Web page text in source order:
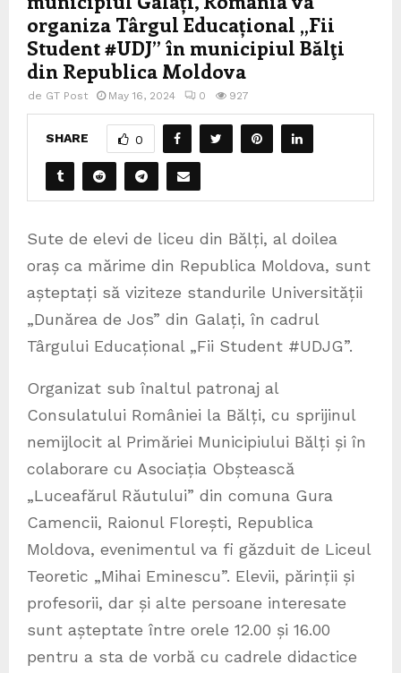
organiza Târgul Educațional „Fii
Student #UDJ” în municipiul Bălţi
din Republica Moldova
de GT Post May 16, 2024 0 927
SHARE 0
Sute de elevi de liceu din Bălți, al doilea
oraș ca mărime din Republica Moldova, sunt
așteptați să viziteze standurile Universității
„Dunărea de Jos” din Galați, în cadrul
Târgului Educațional „Fii Student #UDJG”.
Organizat sub înaltul patronaj al
Consulatului României la Bălți, cu sprijinul
nemijlocit al Primăriei Municipiului Bălți și în
colaborare cu Asociația Obștească
„Luceafărul Răutului” din comuna Gura
Camencii, Raionul Florești, Republica
Moldova, evenimentul va fi găzduit de Liceul
Teoretic „Mihai Eminescu”. Elevii, părinții și
profesorii, dar și alte persoane interesate
sunt așteptate între orele 12.00 și 16.00
pentru a sta de vorbă cu cadrele didactice